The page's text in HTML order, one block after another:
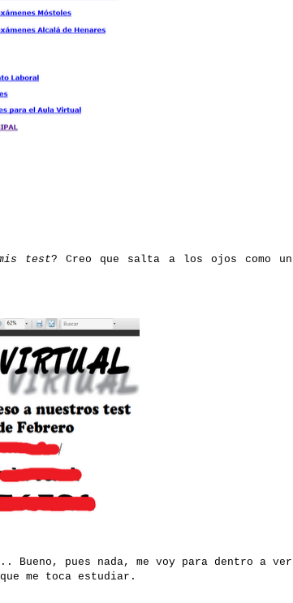
test? Creo que salta a los ojos como un
Bueno, pues nada, me voy para dentro a ver
me toca estudiar.